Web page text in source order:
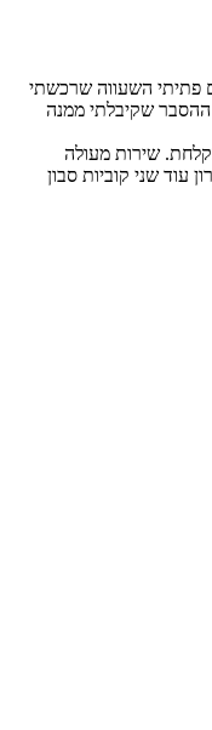
פתיתי השעווה שרכשתי
ההסבר שקיבלתי ממנה
שירות מעולה
עוד שני קוביות סבון